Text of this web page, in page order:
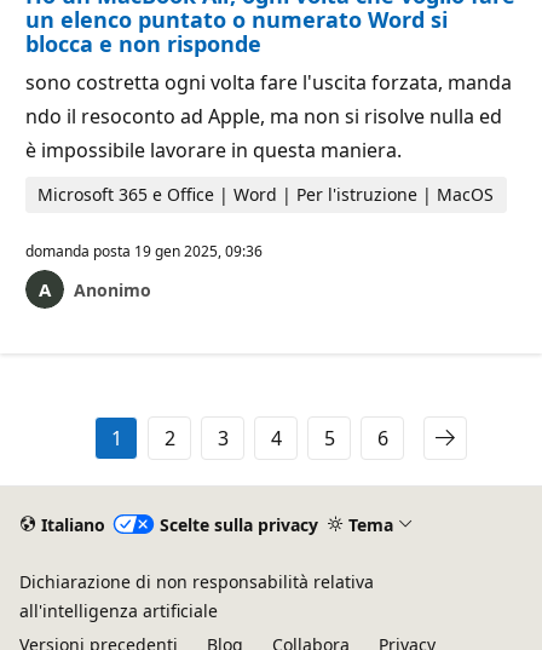
un elenco puntato o numerato Word si
blocca e non risponde
sono costretta ogni volta fare l'uscita forzata, manda
ndo il resoconto ad Apple, ma non si risolve nulla ed
è impossibile lavorare in questa maniera.
Microsoft 365 e Office | Word | Per l'istruzione | MacOS
domanda posta 19 gen 2025, 09:36
Anonimo
1 2 3 4 5 6
Italiano Scelte sulla privacy Tema
Dichiarazione di non responsabilità relativa
all'intelligenza artificiale
Versioni precedenti
Blog Collabora Privacy